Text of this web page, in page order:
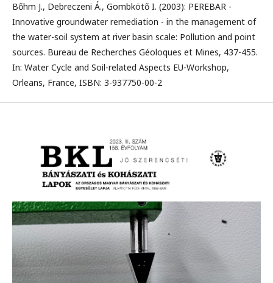
Bőhm J., Debreczeni Á., Gombkötő I. (2003): PEREBAR -
Innovative groundwater remediation - in the management of
the water-soil system at river basin scale: Pollution and point
sources. Bureau de Recherches Géoloques et Mines, 437-455.
In: Water Cycle and Soil-related Aspects EU-Workshop,
Orleans, France, ISBN: 3-937750-00-2